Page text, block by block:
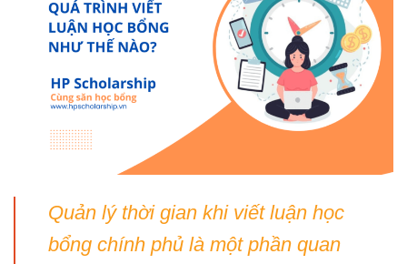
Quản lý thời gian khi viết luận học
bổng chính phủ là một phần quan